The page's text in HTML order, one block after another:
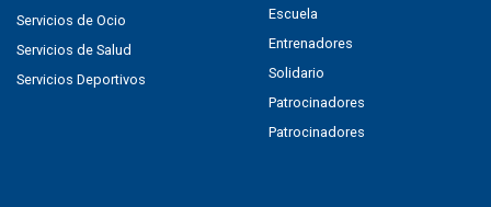
Servicios de Ocio
Servicios de Salud
Servicios Deportivos
Escuela
Entrenadores
Solidario
Patrocinadores
Patrocinadores